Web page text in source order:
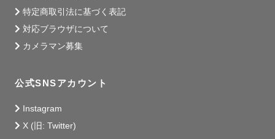
はじめて撮影される方、依頼される方は特に不安がたくさ
でも撮影のことだけじゃなく、あなたの好きなもの、撮影
どんなことでも構いません☺️お友達にお話しする感覚でた
特定商取引法に基づく表記
対応ブラウザについて
カメラマン募集
公式SNSアカウント
Instagram
X (旧: Twitter)